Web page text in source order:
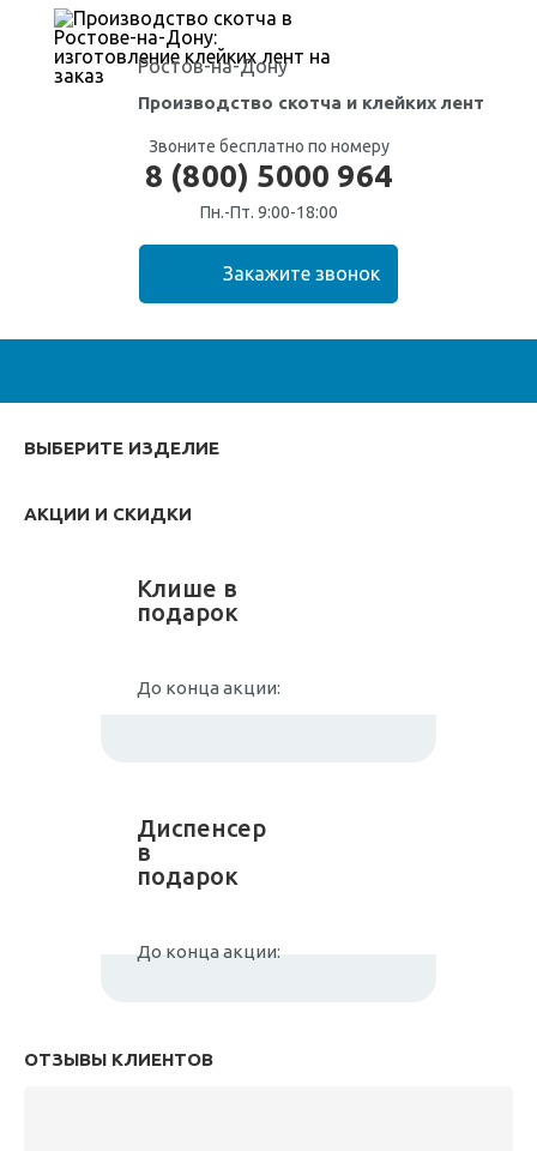
Ростов-на-Дону
Производство скотча и клейких лент
Звоните бесплатно по номеру
8 (800) 5000 964
Пн.-Пт. 9:00-18:00
ВЫБЕРИТЕ ИЗДЕЛИЕ
АКЦИИ И СКИДКИ
Клише в
подарок
До конца акции:
Диспенсер
в
подарок
До конца акции:
ОТЗЫВЫ КЛИЕНТОВ